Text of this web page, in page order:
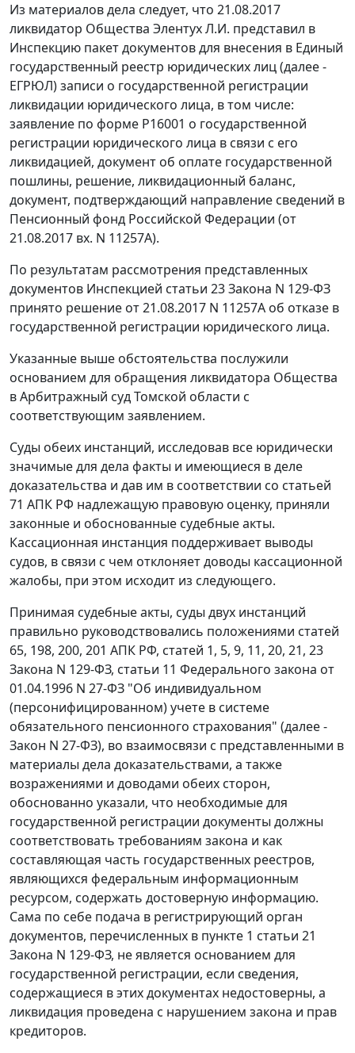
Из материалов дела следует, что 21.08.2017
ликвидатор Общества Элентух Л.И. представил в
Инспекцию пакет документов для внесения в Единый
государственный реестр юридических лиц (далее -
ЕГРЮЛ) записи о государственной регистрации
ликвидации юридического лица, в том числе:
заявление по форме Р16001 о государственной
регистрации юридического лица в связи с его
ликвидацией, документ об оплате государственной
пошлины, решение, ликвидационный баланс,
документ, подтверждающий направление сведений в
Пенсионный фонд Российской Федерации (от
21.08.2017 вх. N 11257А).
По результатам рассмотрения представленных
документов Инспекцией статьи 23 Закона N 129-ФЗ
принято решение от 21.08.2017 N 11257А об отказе в
государственной регистрации юридического лица.
Указанные выше обстоятельства послужили
основанием для обращения ликвидатора Общества
в Арбитражный суд Томской области с
соответствующим заявлением.
Суды обеих инстанций, исследовав все юридически
значимые для дела факты и имеющиеся в деле
доказательства и дав им в соответствии со статьей
71 АПК РФ надлежащую правовую оценку, приняли
законные и обоснованные судебные акты.
Кассационная инстанция поддерживает выводы
судов, в связи с чем отклоняет доводы кассационной
жалобы, при этом исходит из следующего.
Принимая судебные акты, суды двух инстанций
правильно руководствовались положениями статей
65, 198, 200, 201 АПК РФ, статей 1, 5, 9, 11, 20, 21, 23
Закона N 129-ФЗ, статьи 11 Федерального закона от
01.04.1996 N 27-ФЗ "Об индивидуальном
(персонифицированном) учете в системе
обязательного пенсионного страхования" (далее -
Закон N 27-ФЗ), во взаимосвязи с представленными в
материалы дела доказательствами, а также
возражениями и доводами обеих сторон,
обоснованно указали, что необходимые для
государственной регистрации документы должны
соответствовать требованиям закона и как
составляющая часть государственных реестров,
являющихся федеральным информационным
ресурсом, содержать достоверную информацию.
Сама по себе подача в регистрирующий орган
документов, перечисленных в пункте 1 статьи 21
Закона N 129-ФЗ, не является основанием для
государственной регистрации, если сведения,
содержащиеся в этих документах недостоверны, а
ликвидация проведена с нарушением закона и прав
кредиторов.